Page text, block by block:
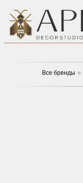
Все бренды »